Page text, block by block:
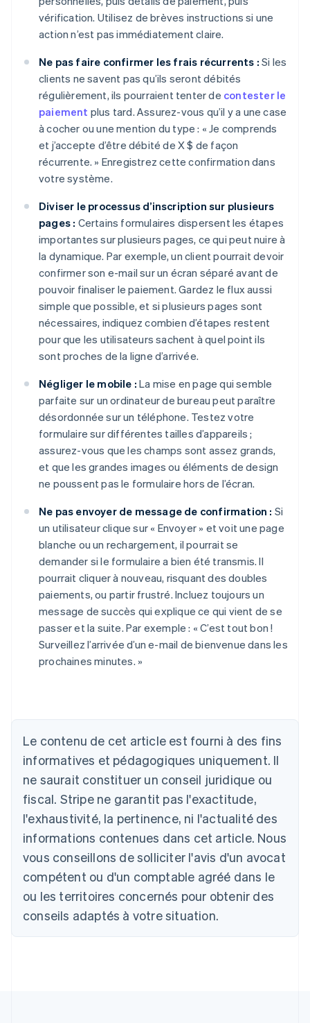
vérification. Utilisez de brèves instructions si une
action n’est pas immédiatement claire.
Ne pas faire confirmer les frais récurrents : Si les
clients ne savent pas qu’ils seront débités
régulièrement, ils pourraient tenter de contester le
paiement plus tard. Assurez-vous qu’il y a une case
à cocher ou une mention du type : « Je comprends
et j’accepte d’être débité de X $ de façon
récurrente. » Enregistrez cette confirmation dans
votre système.
Diviser le processus d’inscription sur plusieurs
pages : Certains formulaires dispersent les étapes
importantes sur plusieurs pages, ce qui peut nuire à
la dynamique. Par exemple, un client pourrait devoir
confirmer son e-mail sur un écran séparé avant de
pouvoir finaliser le paiement. Gardez le flux aussi
simple que possible, et si plusieurs pages sont
nécessaires, indiquez combien d’étapes restent
pour que les utilisateurs sachent à quel point ils
sont proches de la ligne d’arrivée.
Négliger le mobile : La mise en page qui semble
parfaite sur un ordinateur de bureau peut paraître
désordonnée sur un téléphone. Testez votre
formulaire sur différentes tailles d’appareils ;
assurez-vous que les champs sont assez grands,
et que les grandes images ou éléments de design
ne poussent pas le formulaire hors de l’écran.
Ne pas envoyer de message de confirmation : Si
un utilisateur clique sur « Envoyer » et voit une page
blanche ou un rechargement, il pourrait se
demander si le formulaire a bien été transmis. Il
pourrait cliquer à nouveau, risquant des doubles
paiements, ou partir frustré. Incluez toujours un
message de succès qui explique ce qui vient de se
passer et la suite. Par exemple : « C’est tout bon !
Surveillez l’arrivée d’un e-mail de bienvenue dans les
prochaines minutes. »
Le contenu de cet article est fourni à des fins
informatives et pédagogiques uniquement. Il
ne saurait constituer un conseil juridique ou
fiscal. Stripe ne garantit pas l'exactitude,
l'exhaustivité, la pertinence, ni l'actualité des
informations contenues dans cet article. Nous
vous conseillons de solliciter l'avis d'un avocat
compétent ou d'un comptable agréé dans le
ou les territoires concernés pour obtenir des
conseils adaptés à votre situation.
DeutschEnglish
English
Autriche
Deutsch English
Belgique
NederlandsFrançaisDeutschEnglish
Brésil
Bulgarie
English
Canada
English Français
Chine continentale